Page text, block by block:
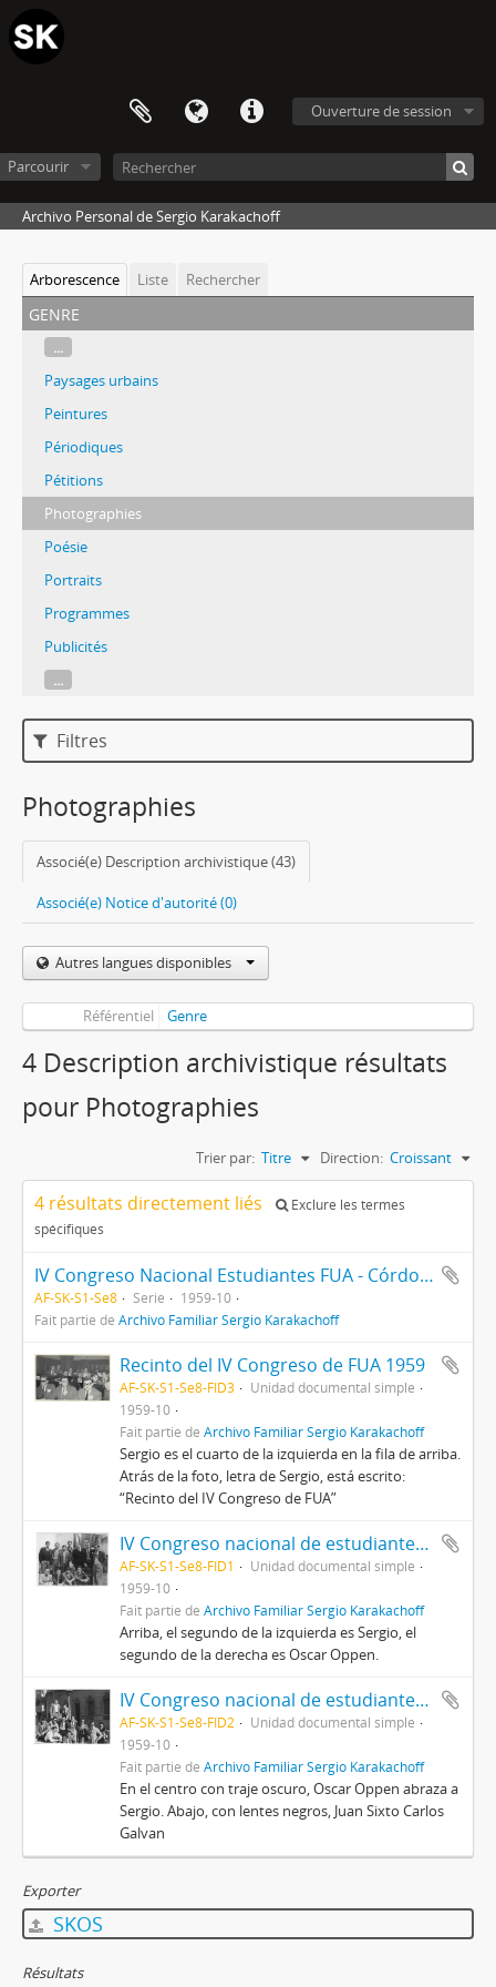
Ouverture de session
Parcourir
Archivo Personal de Sergio Karakachoff
Arborescence Liste Rechercher
genre
...
Paysages urbains
Peintures
Périodiques
Pétitions
Photographies
Poésie
Portraits
Programmes
Publicités
...
Filtres
Photographies
Associé(e) Description archivistique (43)
Associé(e) Notice d'autorité (0)
Autres langues disponibles
Référentiel Genre
4 Description archivistique résultats
pour Photographies
Trier par: Titre Direction: Croissant
4 résultats directement liés
Exclure les termes
spécifiques
IV Congreso Nacional Estudiantes FUA - Córdoba
AF-SK-S1-Se8 Serie
1959-10
Fait partie de Archivo Familiar Sergio Karakachoff
Recinto del IV Congreso de FUA 1959
AF-SK-S1-Se8-FID3
Unidad documental simple
1959-10
Fait partie deArchivo Familiar Sergio Karakachoff
Sergio es el cuarto de la izquierda en la fila de arriba.
Atrás de la foto, letra de Sergio, está escrito:
“Recinto del IV Congreso de FUA”
IV Congreso nacional de estudiantes de la FUA 1959
AF-SK-S1-Se8-FID1
Unidad documental simple
1959-10
Fait partie deArchivo Familiar Sergio Karakachoff
Arriba, el segundo de la izquierda es Sergio, el
segundo de la derecha es Oscar Oppen.
IV Congreso nacional de estudiantes de la FUA 1959
AF-SK-S1-Se8-FID2
Unidad documental simple
1959-10
Fait partie deArchivo Familiar Sergio Karakachoff
En el centro con traje oscuro, Oscar Oppen abraza a
Sergio. Abajo, con lentes negros, Juan Sixto Carlos
Galvan
Exporter
SKOS
Résultats